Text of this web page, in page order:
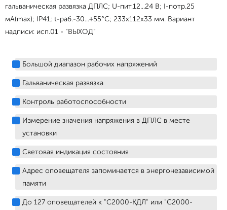
гальваническая развязка ДПЛС; U-пит.12...24 В; I-потр.25
мА(max); IP41; t-раб.-30...+55°С; 233х112х33 мм. Вариант
надписи: исп.01 - "ВЫХОД"
Большой диапазон рабочих напряжений
Гальваническая развязка
Контроль работоспособности
Измерение значения напряжения в ДПЛС в месте
установки
Световая индикация состояния
Адрес оповещателя запоминается в энергонезависимой
памяти
До 127 оповещателей к "С2000-КДЛ" или "С2000-